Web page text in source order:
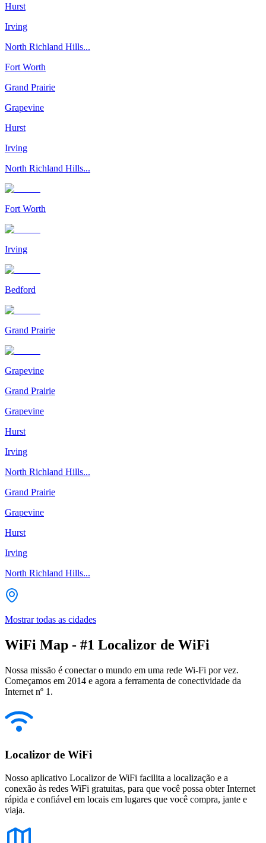
Hurst
Irving
North Richland Hills...
Fort Worth
Grand Prairie
Grapevine
Hurst
Irving
North Richland Hills...
Fort Worth
Irving
Bedford
Grand Prairie
Grapevine
Grand Prairie
Grapevine
Hurst
Irving
North Richland Hills...
Grand Prairie
Grapevine
Hurst
Irving
North Richland Hills...
Mostrar todas as cidades
WiFi Map - #1 Localizor de WiFi
Nossa missão é conectar o mundo em uma rede Wi-Fi por vez.
Começamos em 2014 e agora a ferramenta de conectividade da
Internet nº 1.
Localizor de WiFi
Nosso aplicativo Localizor de WiFi facilita a localização e a
conexão às redes WiFi gratuitas, para que você possa obter Internet
rápida e confiável em locais em lugares que você compra, jante e
viaja.